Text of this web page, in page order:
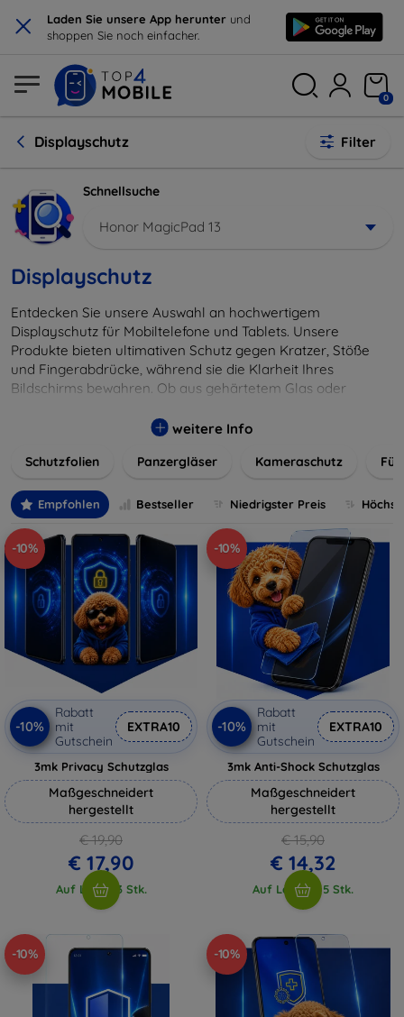
× Laden Sie unsere App herunter und
shoppen Sie noch einfacher.
0
Displayschutz Filter
Schnellsuche
Honor MagicPad 13
Displayschutz
Entdecken Sie unsere Auswahl an hochwertigem
Displayschutz für Mobiltelefone und Tablets. Unsere
Produkte bieten ultimativen Schutz gegen Kratzer, Stöße
und Fingerabdrücke, während sie die Klarheit Ihres
Bildschirms bewahren. Ob aus gehärtetem Glas oder
installieren und passgenau für jedes Gerät, um eine
wertvolles Gerät mit unseren langlebigen und zuverlässigen
digitales Erlebnis.
weitere Info
Schutzfolien Panzergläser Kameraschutz
Empfohlen Bestseller Niedrigster Preis
-10%
-10%
Rabatt
mit
Gutschein
EXTRA10
3mk Privacy Schutzglas
Maßgeschneidert
hergestellt
€ 19,90
€ 17,90
Auf Lager 3 Stk.
-10%
-10%
Rabatt
mit
Gutschein
EXTRA10
3mk Anti-Shock Schutzglas
Maßgeschneidert
hergestellt
€ 15,90
€ 14,32
Auf Lager > 5 Stk.
-10% -10%